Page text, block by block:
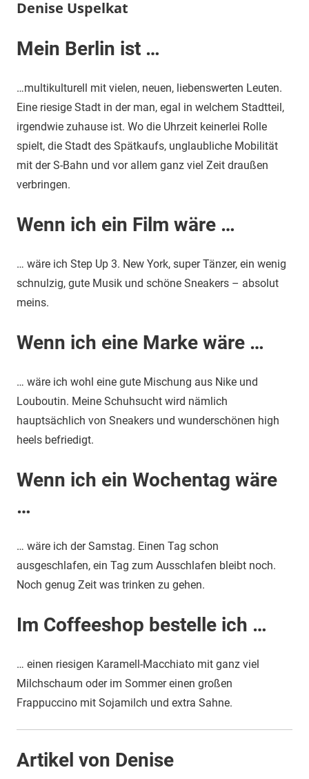
Denise Uspelkat
Mein Berlin ist …
…multikulturell mit vielen, neuen, liebenswerten Leuten.
Eine riesige Stadt in der man, egal in welchem Stadtteil,
irgendwie zuhause ist. Wo die Uhrzeit keinerlei Rolle
spielt, die Stadt des Spätkaufs, unglaubliche Mobilität
mit der S-Bahn und vor allem ganz viel Zeit draußen
verbringen.
Wenn ich ein Film wäre …
… wäre ich Step Up 3. New York, super Tänzer, ein wenig
schnulzig, gute Musik und schöne Sneakers – absolut
meins.
Wenn ich eine Marke wäre …
… wäre ich wohl eine gute Mischung aus Nike und
Louboutin. Meine Schuhsucht wird nämlich
hauptsächlich von Sneakers und wunderschönen high
heels befriedigt.
Wenn ich ein Wochentag wäre
…
… wäre ich der Samstag. Einen Tag schon
ausgeschlafen, ein Tag zum Ausschlafen bleibt noch.
Noch genug Zeit was trinken zu gehen.
Im Coffeeshop bestelle ich …
… einen riesigen Karamell-Macchiato mit ganz viel
Milchschaum oder im Sommer einen großen
Frappuccino mit Sojamilch und extra Sahne.
Artikel von Denise